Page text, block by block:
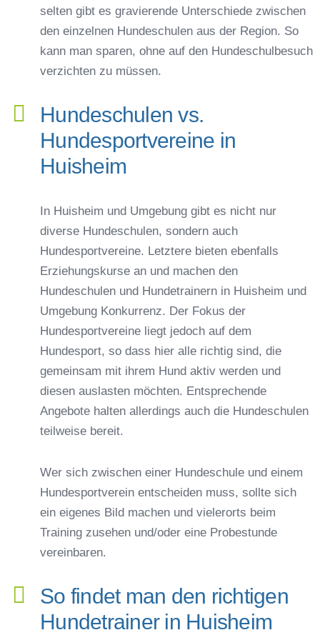
selten gibt es gravierende Unterschiede zwischen
den einzelnen Hundeschulen aus der Region. So
kann man sparen, ohne auf den Hundeschulbesuch
verzichten zu müssen.
Hundeschulen vs.
Hundesportvereine in
Huisheim
In Huisheim und Umgebung gibt es nicht nur
diverse Hundeschulen, sondern auch
Hundesportvereine. Letztere bieten ebenfalls
Erziehungskurse an und machen den
Hundeschulen und Hundetrainern in Huisheim und
Umgebung Konkurrenz. Der Fokus der
Hundesportvereine liegt jedoch auf dem
Hundesport, so dass hier alle richtig sind, die
gemeinsam mit ihrem Hund aktiv werden und
diesen auslasten möchten. Entsprechende
Angebote halten allerdings auch die Hundeschulen
teilweise bereit.
Wer sich zwischen einer Hundeschule und einem
Hundesportverein entscheiden muss, sollte sich
ein eigenes Bild machen und vielerorts beim
Training zusehen und/oder eine Probestunde
vereinbaren.
So findet man den richtigen
Hundetrainer in Huisheim